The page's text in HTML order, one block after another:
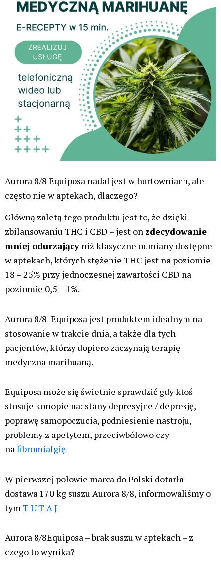
Aurora 8/8 Equiposa nadal jest w hurtowniach, ale
często nie w aptekach, dlaczego?
Główną zaletą tego produktu jest to, że dzięki
zbilansowaniu THC i CBD – jest on zdecydowanie
mniej odurzający niż klasyczne odmiany dostępne
w aptekach, których stężenie THC jest na poziomie
18 – 25% przy jednoczesnej zawartości CBD na
poziomie 0,5 – 1%.
Aurora 8/8 Equiposa jest produktem idealnym na
stosowanie w trakcie dnia, a także dla tych
pacjentów, którzy dopiero zaczynają terapię
medyczna marihuaną.
Equiposa może się świetnie sprawdzić gdy ktoś
stosuje konopie na: stany depresyjne / depresję,
poprawę samopoczucia, podniesienie nastroju,
problemy z apetytem, przeciwbólowo czy
nafibromialgię
W pierwszej połowie marca do Polski dotarła
dostawa 170 kg suszu Aurora 8/8, informowaliśmy o
tymT U T A J
Aurora 8/8Equiposa – brak suszu w aptekach – z
czego to wynika?